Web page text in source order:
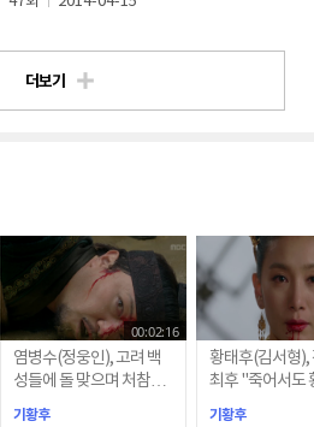
더보기
00:02:16
염병수(정웅인), 고려 백
성들에 돌 맞으며 처참한
죽음
기황후
황태후(김서형),
최후 "죽어서도
신이 될 것"
기황후